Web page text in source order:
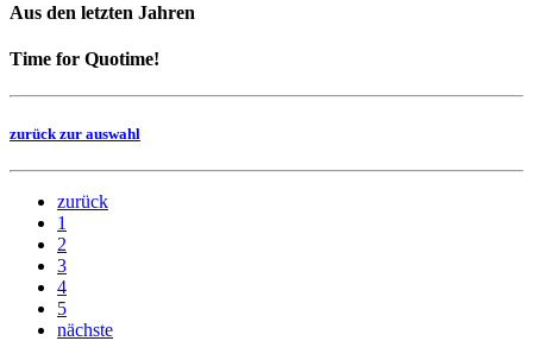
Aus den letzten Jahren
Time for Quotime!
zurück zur auswahl
zurück
1
2
3
4
5
nächste